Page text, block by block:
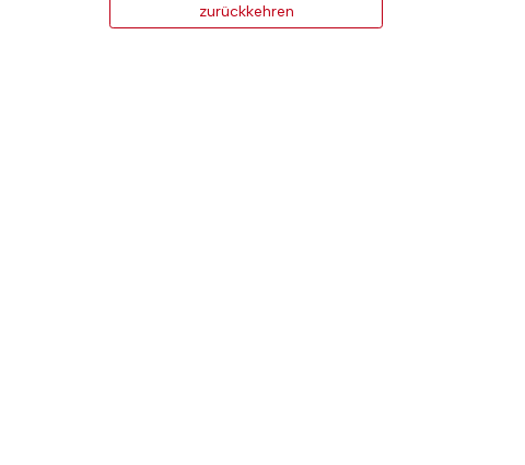
zurückkehren